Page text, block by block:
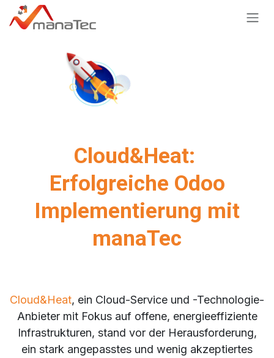
Zum Inhalt springen
Cloud&Heat:
Erfolgreiche Odoo
Implementierung mit
manaTec
Cloud&Heat, ein Cloud-Service und -Technologie-
Anbieter mit Fokus auf offene, energieeffiziente
Infrastrukturen, stand vor der Herausforderung,
ein stark angepasstes und wenig akzeptiertes